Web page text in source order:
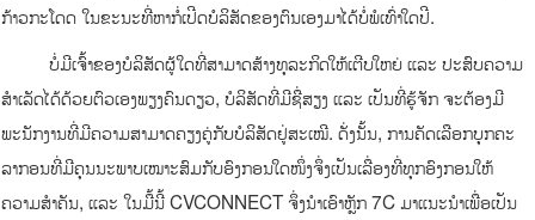
ກ້າວກະໂດດ ໃນຂະນະທີ່ຫາກໍ່ເປີດບໍລິສັດຂອງຕົນເອງມາໄດ້ບໍ່ພໍເທົ່າໃດປີ.
ບໍ່ມີເຈົ້າຂອງບໍລິສັດຜູ້ໃດທີ່ສາມາດສ້າງທຸລະກິດໃຫ້ເຕີບໃຫຍ່ ແລະ ປະສົບຄວາມ
ສໍາເລັດໄດ້ດ້ວຍຕົວເອງພຽງຄົນດຽວ, ບໍລິສັດທີ່ມີຊື່ສຽງ ແລະ ເປັນທີ່ຮູ້ຈັກ ຈະຕ້ອງມີ
ພະນັກງານທີ່ມີຄວາມສາມາດຄຽງຄູ່ກັບບໍລິສັດຢູ່ສະເໝີ. ດັ່ງນັ້ນ, ການຄັດເລືອກບຸກຄະ
ລາກອນທີ່ມີຄຸນນະພາບເໝາະສົມກັບອົງກອນໃດໜຶ່ງຈຶ່ງເປັນເລື່ອງທີ່ທຸກອົງກອນໃຫ້
ຄວາມສໍາຄັນ,​ ແລະ ໃນມື້ນີ້ CVCONNECT ຈຶ່ງນໍາເອົາຫຼັກ 7C ມາແນະນໍາເພື່ອເປັນ